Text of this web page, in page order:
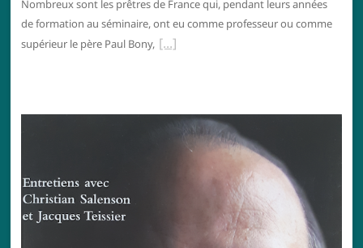
Nombreux sont les prêtres de France qui, pendant leurs années
de formation au séminaire, ont eu comme professeur ou comme
supérieur le père Paul Bony,